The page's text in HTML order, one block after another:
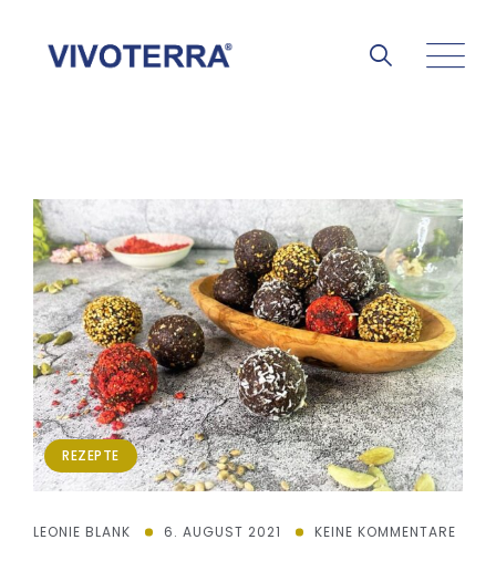
REZEPTE
LEONIE BLANK 6. AUGUST 2021 KEINE KOMMENTARE